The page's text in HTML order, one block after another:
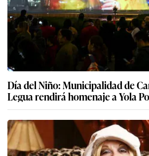
Día del Niño: Municipalidad de
Legua rendirá homenaje a Yola